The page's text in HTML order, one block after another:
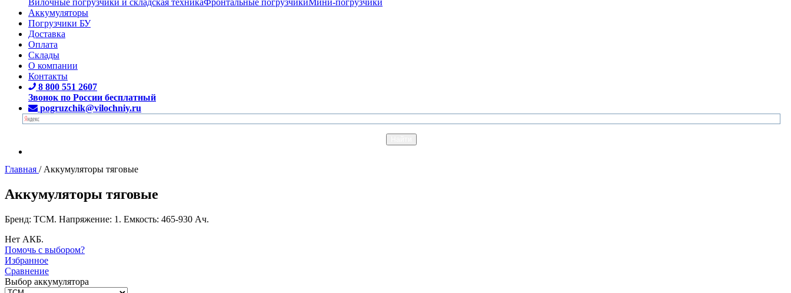
Аккумуляторы
Погрузчики БУ
Доставка
Оплата
Склады
О компании
Контакты
8 800 551 2607
Звонок по России бесплатный
pogruzchik@vilochniy.ru
Главная / Аккумуляторы тяговые
Аккумуляторы тяговые
Бренд: TCM. Напряжение: 1. Емкость: 465-930 Ач.
Нет АКБ.
Помочь с выбором?
Избранное
Сравнение
Выбор аккумулятора